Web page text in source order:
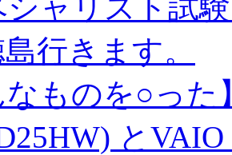
シャリスト試
行きます。
なものを○っ
とVAIO